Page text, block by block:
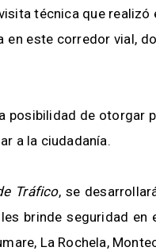
técnica que
en este corredor vial,
posibilidad de
a la ciudadanía.
Tráfico, se
brinde seguridad
La Rochela,